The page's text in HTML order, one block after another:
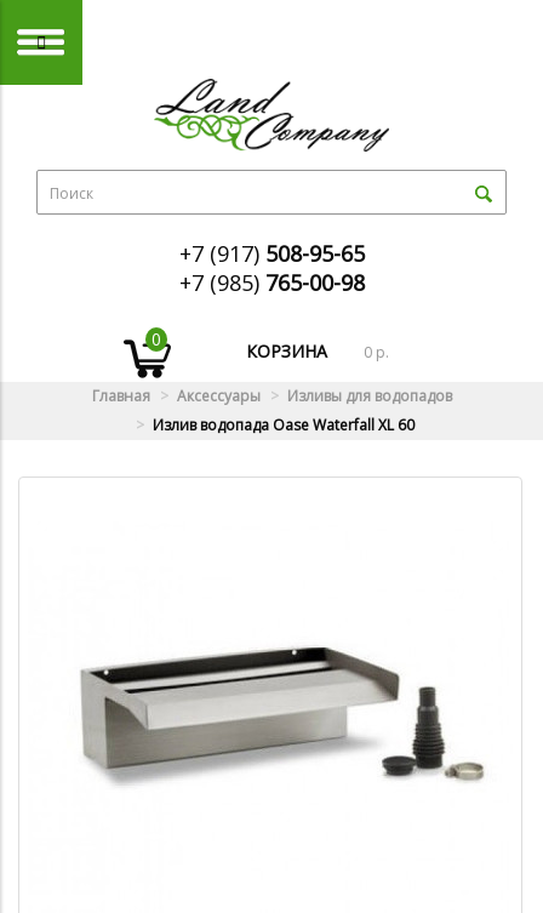
+7 (917) 508-95-65
+7 (985) 765-00-98
0
КОРЗИНА 0 р.
Главная Аксессуары
Изливы для водопадов
Излив водопада Oase Waterfall XL 60